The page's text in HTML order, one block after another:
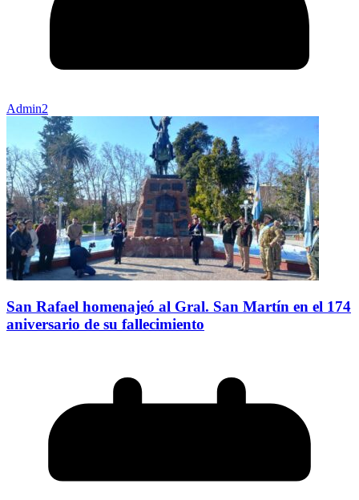
Admin2
San Rafael homenajeó al Gral. San Martín en el 174
aniversario de su fallecimiento